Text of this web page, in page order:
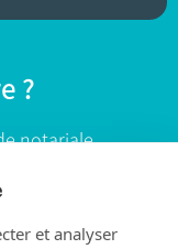
?
notariale
et analyser